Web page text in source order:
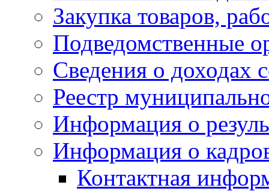
Закупка товаров,
Подведомственные
Сведения о доходах
Реестр
Информация о
Информация о
Контактная